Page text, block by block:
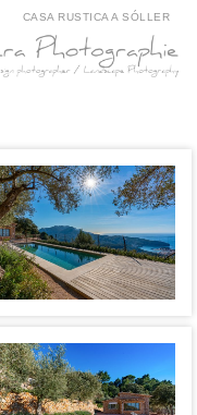
CASA RUSTICA A SÓLLER